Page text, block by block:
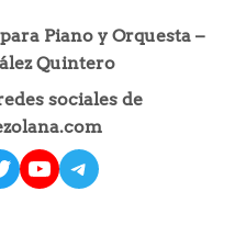
Piano y Orquesta –
Quintero
sociales de
YouTube
Telegram